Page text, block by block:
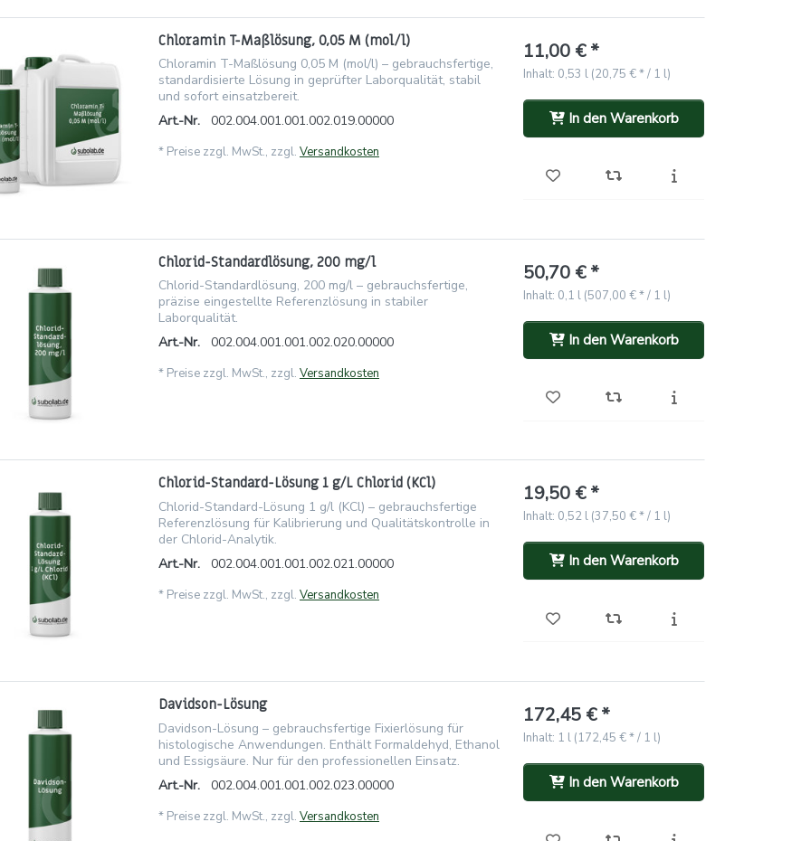
Chloramin T-Maßlösung, 0,05 M (mol/l)
Chloramin T-Maßlösung 0,05 M (mol/l) – gebrauchsfertige,
standardisierte Lösung in geprüfter Laborqualität, stabil
und sofort einsatzbereit.
Art.-Nr.
002.004.001.001.002.019.00000
* Preise zzgl. MwSt., zzgl. Versandkosten
11,00 € *
Inhalt: 0,53 l (20,75 € * / 1 l)
In den Warenkorb
Chlorid-Standardlösung, 200 mg/l
Chlorid-Standardlösung, 200 mg/l – gebrauchsfertige,
präzise eingestellte Referenzlösung in stabiler
Laborqualität.
Art.-Nr.
002.004.001.001.002.020.00000
* Preise zzgl. MwSt., zzgl. Versandkosten
50,70 € *
Inhalt: 0,1 l (507,00 € * / 1 l)
In den Warenkorb
Chlorid-Standard-Lösung 1 g/L Chlorid (KCl)
Chlorid-Standard-Lösung 1 g/l (KCl) – gebrauchsfertige
Referenzlösung für Kalibrierung und Qualitätskontrolle in
der Chlorid-Analytik.
Art.-Nr.
002.004.001.001.002.021.00000
* Preise zzgl. MwSt., zzgl. Versandkosten
19,50 € *
Inhalt: 0,52 l (37,50 € * / 1 l)
In den Warenkorb
Davidson-Lösung
Davidson-Lösung – gebrauchsfertige Fixierlösung für
histologische Anwendungen. Enthält Formaldehyd, Ethanol
und Essigsäure. Nur für den professionellen Einsatz.
Art.-Nr.
002.004.001.001.002.023.00000
* Preise zzgl. MwSt., zzgl. Versandkosten
172,45 € *
Inhalt: 1 l (172,45 € * / 1 l)
In den Warenkorb